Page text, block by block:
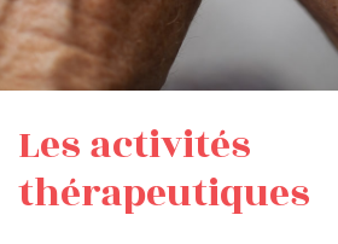
Les activités
thérapeutiques